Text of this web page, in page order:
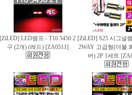
[ZiLED] LED램프 - T10 5450 2
구 (2개) (레드) [ZA0511]
[ZiLED] S25 시그널
2WAY 고급형(더블.
버) 2P 1세트